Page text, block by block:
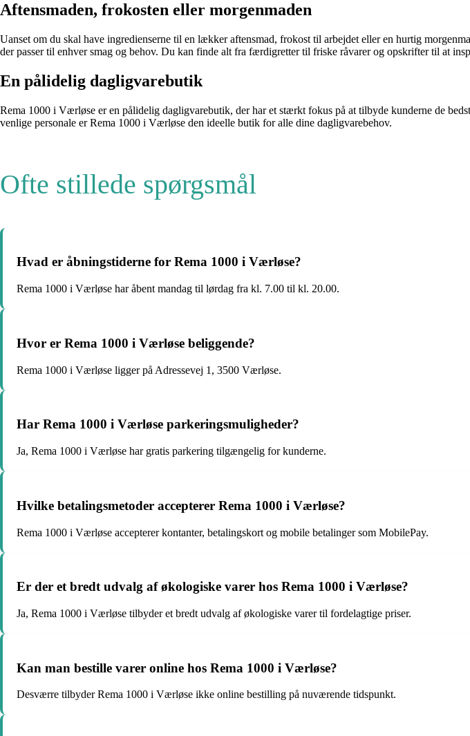
Aftensmaden, frokosten eller morgenmaden
Uanset om du skal have ingredienserne til en lækker aftensmad, frokost til arbejdet eller en hurtig
der passer til enhver smag og behov. Du kan finde alt fra færdigretter til friske råvarer og opskrifter til at
En pålidelig dagligvarebutik
Rema 1000 i Værløse er en pålidelig dagligvarebutik, der har et stærkt fokus på at tilbyde kunderne de
venlige personale er Rema 1000 i Værløse den ideelle butik for alle dine dagligvarebehov.
Ofte stillede spørgsmål
Hvad er åbningstiderne for Rema 1000 i Værløse?
Rema 1000 i Værløse har åbent mandag til lørdag fra kl. 7.00 til kl. 20.00.
Hvor er Rema 1000 i Værløse beliggende?
Rema 1000 i Værløse ligger på Adressevej 1, 3500 Værløse.
Har Rema 1000 i Værløse parkeringsmuligheder?
Ja, Rema 1000 i Værløse har gratis parkering tilgængelig for kunderne.
Hvilke betalingsmetoder accepterer Rema 1000 i Værløse?
Rema 1000 i Værløse accepterer kontanter, betalingskort og mobile betalinger som MobilePay.
Er der et bredt udvalg af økologiske varer hos Rema 1000 i Værløse?
Ja, Rema 1000 i Værløse tilbyder et bredt udvalg af økologiske varer til fordelagtige priser.
Kan man bestille varer online hos Rema 1000 i Værløse?
Desværre tilbyder Rema 1000 i Værløse ikke online bestilling på nuværende tidspunkt.